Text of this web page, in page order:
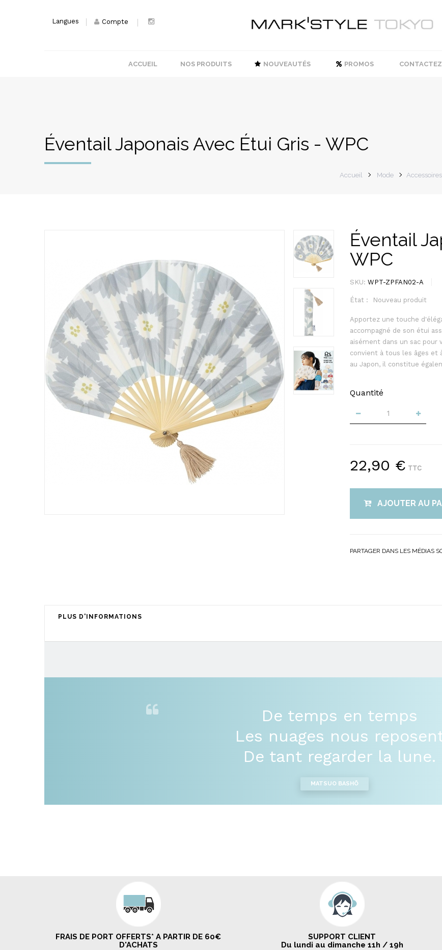
Langues Compte
ACCUEIL NOS PRODUITS NOUVEAUTÉS PROMOS
Éventail Japonais Avec Étui Gris - WPC
Accueil Mode
Éventail
WPC
SKU: WPT-ZPFAN02-A
État : Nouveau produit
Apportez une touche
accompagné de son étui
aisément dans un sac
convient à tous les âges et
au Japon, il constitue
Quantité
22,90 € TTC
AJOUTER AU
PARTAGER DANS LES MÉDIAS
PLUS D'INFORMATIONS
De temps en temps
Les nuages nous
De tant regarder la lune.
MATSUO BASHÕ
FRAIS DE PORT OFFERTS* A PARTIR DE 60€
D'ACHATS
SUPPORT CLIENT
Du lundi au dimanche 11h / 19h